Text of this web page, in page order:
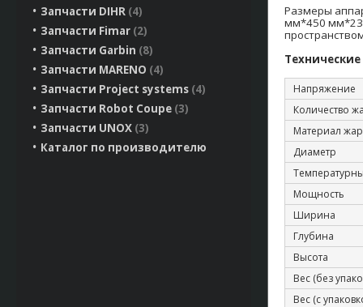
Запчасти DIHR 4
Запчасти Fimar 2
Запчасти Garbin 8
Запчасти MARENO 4
Запчасти Project systems 4
Запчасти Robot Coupe 3
Запчасти UNOX 3
Каталог по производителю
Размеры
мм*450
Напряжение
Количество
Материал
Диаметр
Мощность
Ширина
Глубина
Высота
Вес (без
Вес (с